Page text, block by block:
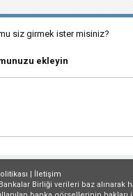
siz girmek ister misiniz?
ekleyin
| İletişim
Birliği verileri baz alınarak